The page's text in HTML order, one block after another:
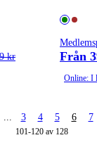
kr Från
Online: I
3 4 5 6 7
101-120 av 128